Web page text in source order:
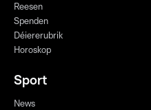
Reesen
Spenden
Déiererubrik
Horoskop
Sport
News